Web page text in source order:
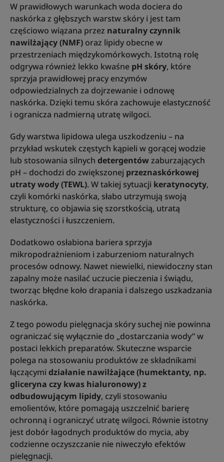
W prawidłowych warunkach woda dociera do
naskórka z głębszych warstw skóry i jest tam
częściowo wiązana przez naturalny czynnik
nawilżający (NMF) oraz lipidy obecne w
przestrzeniach międzykomórkowych. Istotną rolę
odgrywa również lekko kwaśne pH skóry, które
sprzyja prawidłowej pracy enzymów
odpowiedzialnych za dojrzewanie i odnowę
naskórka. Dzięki temu skóra zachowuje elastyczność
i ogranicza nadmierną utratę wilgoci.
Gdy warstwa lipidowa ulega uszkodzeniu – na
przykład wskutek częstych kąpieli w gorącej wodzie
lub stosowania silnych detergentówzaburzających
pH – dochodzi do zwiększonej przeznaskórkowej
utraty wody (TEWL). W takiej sytuacji keratynocyty,
czyli komórki naskórka, słabo utrzymują swoją
strukturę, co objawia się szorstkością, utratą
elastyczności i łuszczeniem.
Dodatkowo osłabiona bariera sprzyja
mikropodrażnieniom i zaburzeniom naturalnych
procesów odnowy. Nawet niewielki, niewidoczny stan
zapalny może nasilać uczucie pieczenia i świądu,
tworząc błędne koło drapania i dalszego uszkadzania
naskórka.
Z tego powodu pielęgnacja skóry suchej nie powinna
ograniczać się wyłącznie do „dostarczania wody” w
postaci lekkich preparatów. Skuteczne wsparcie
polega na stosowaniu produktów ze składnikami
łączącymi działanie nawilżające (humektanty, np.
gliceryna czy kwas hialuronowy) z
odbudowującym lipidy, czyli stosowaniu
emolientów, które pomagają uszczelnić barierę
ochronną i ograniczyć utratę wilgoci. Równie istotny
jest dobór łagodnych produktów do mycia, aby
codzienne oczyszczanie nie niweczyło efektów
pielęgnacji.